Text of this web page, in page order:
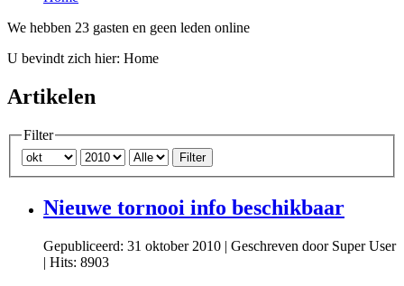
We hebben 23 gasten en geen leden online
U bevindt zich hier: Home
Artikelen
Filter
Filter
Nieuwe tornooi info beschikbaar
Gepubliceerd: 31 oktober 2010 | Geschreven door Super User
| Hits: 8903